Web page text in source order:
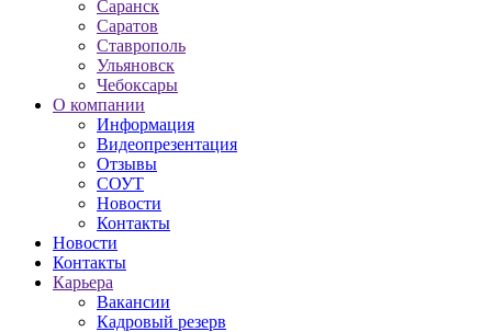
Саранск
Саратов
Ставрополь
Ульяновск
Чебоксары
О компании
Информация
Видеопрезентация
Отзывы
СОУТ
Новости
Контакты
Новости
Контакты
Карьера
Вакансии
Кадровый резерв